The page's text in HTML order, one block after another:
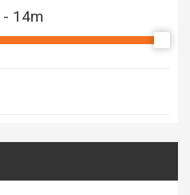
- 14m